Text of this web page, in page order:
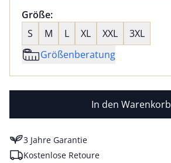
Größenauswahl:
Größe:nichts ausgewählt
S
M L XL XXL
3XL
Größenberatung
In den Warenkorb
3 Jahre Garantie
Kostenlose Retoure